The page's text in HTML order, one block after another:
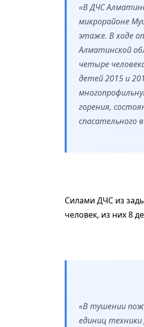
«В ДЧС
микрорайоне
этаже. В ходе
Алматинской
четыре
детей 2015 и
горения,
спасательного
Силами ДЧС из
человек, из них 8
«В тушении
единиц